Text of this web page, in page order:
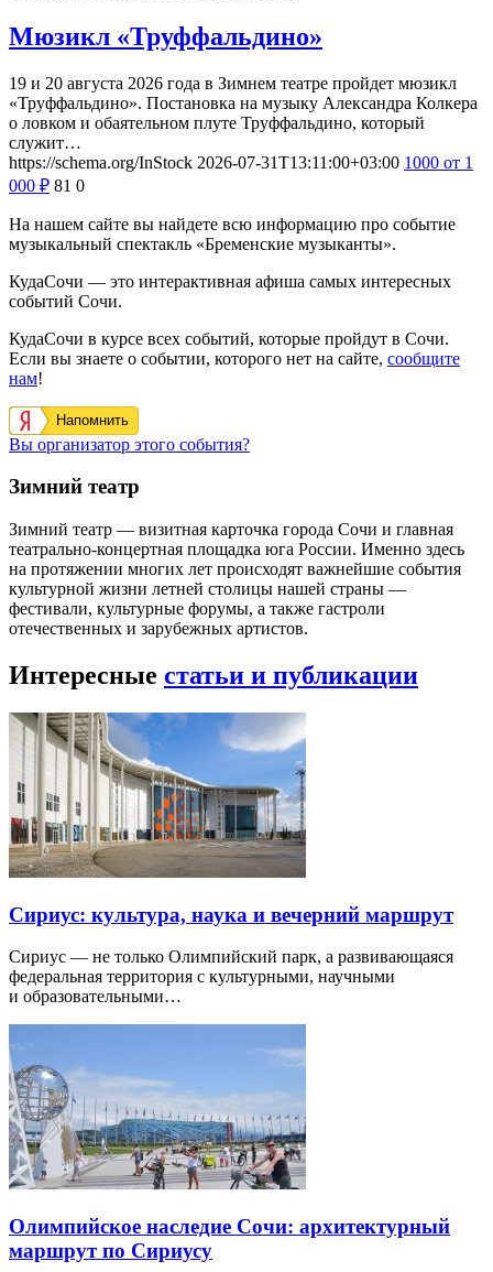
Мюзикл «Труффальдино»
19 и 20 августа 2026 года в Зимнем театре пройдет мюзикл
«Труффальдино». Постановка на музыку Александра Колкера
о ловком и обаятельном плуте Труффальдино, который
служит…
https://schema.org/InStock 2026-07-31T13:11:00+03:00 1000 от 1
000 ₽ 81 0
На нашем сайте вы найдете всю информацию про событие
музыкальный спектакль «Бременские музыканты».
КудаСочи — это интерактивная афиша самых интересных
событий Сочи.
КудаСочи в курсе всех событий, которые пройдут в Сочи.
Если вы знаете о событии, которого нет на сайте, сообщите
нам!
Напомнить
Вы организатор этого события?
Зимний театр
Зимний театр — визитная карточка города Сочи и главная
театрально-концертная площадка юга России. Именно здесь
на протяжении многих лет происходят важнейшие события
культурной жизни летней столицы нашей страны —
фестивали, культурные форумы, а также гастроли
отечественных и зарубежных артистов.
Интересные статьи и публикации
Сириус: культура, наука и вечерний маршрут
Сириус — не только Олимпийский парк, а развивающаяся
федеральная территория с культурными, научными
и образовательными…
Олимпийское наследие Сочи: архитектурный
маршрут по Сириусу